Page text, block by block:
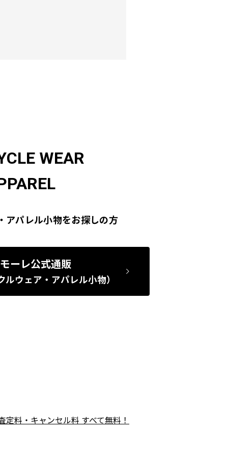
WEAR
アパレル小物をお探しの方
ーレ公式通販
ルウェア・アパレル小物）